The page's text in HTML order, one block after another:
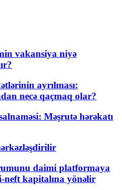
vakansiya niyə
ayrılması:
necə qaçmaq olar?
Məşrutə hərəkatı
daimi platformaya
neft kapitalına yönəlir